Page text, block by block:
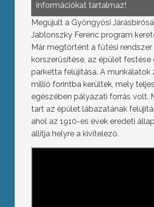
információkat tartalmaz!
Megújult a Gyöngyösi
Jablonszky Ferenc program
Már megtörtént a fűtési rendszer
korszerűsítése, az épület festése
parketta felújítása. A munkálatok
millió forintba kerültek, mely teljes
egészében pályázati forrás volt.
tart az épület lábazatának
ahol az 1910-es évek eredeti
állítja helyre a kivitelező.